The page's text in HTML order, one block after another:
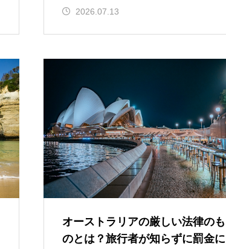
2026.07.13
オーストラリアの厳しい法律のも
のとは？旅行者が知らずに罰金に